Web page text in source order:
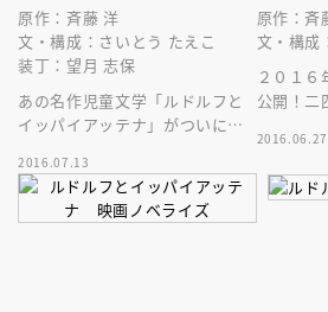
原作：斉藤 洋
文・構成：さいとう たえこ
装丁：望月 志保
あの名作児童文学「ルドルフと
イッパイアッテナ」がついに映
された、かわいい絵本ができま
した！
2016.07.13
原作：斉
文・構成
２０１
公開！二
きかせに
登場！
2016.06.27